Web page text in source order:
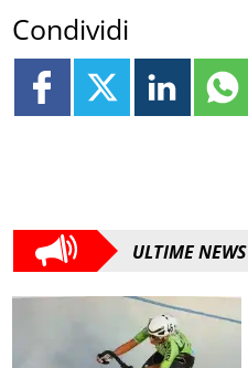
Condividi
ULTIME NEWS